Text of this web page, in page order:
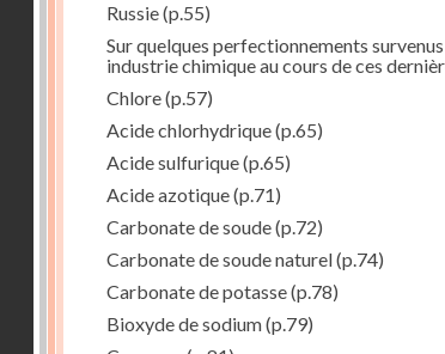
Russie(p.55)
Sur quelques perfectionnements
industrie chimique au cours de ces
Chlore(p.57)
Acide chlorhydrique(p.65)
Acide sulfurique(p.65)
Acide azotique(p.71)
Carbonate de soude(p.72)
Carbonate de soude naturel(p.74)
Carbonate de potasse(p.78)
Bioxyde de sodium(p.79)